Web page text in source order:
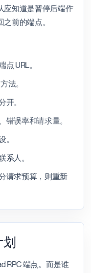
应知道是暂停后端作
前的端点。
URL。
法。
开。
错误率和请求量。
。
系人。
请求预算，则重新
RPC 端点。而是谁